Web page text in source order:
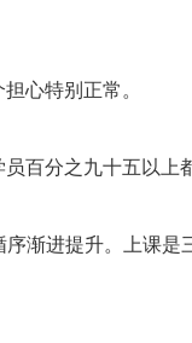
心特别正常。
百分之九十五以上
渐进提升。上课